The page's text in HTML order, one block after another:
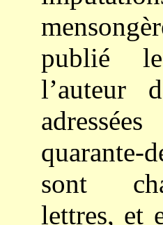
publié
l’auteur
sont
lettres, et